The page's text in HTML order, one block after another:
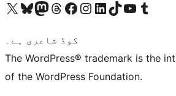
Visit our X (formerly Twitter) account
ہمارے بلیواسکائی اکاؤنٹ پر جائیں
Visit our Mastodon account
ہمارے ٹھریڈز اکاؤنٹ پر جائیں
Visit our Facebook page
Visit our Instagram account
Visit our LinkedIn account
ہمارے ٹک ٹاک اکاؤنٹ پر جائیں
Visit our YouTube channel
ہمارے ٹمبلر اکاؤنٹ پر جائیں
کوڈ شاعری ہے۔
The WordPress® trademark is the
of the WordPress Foundation.